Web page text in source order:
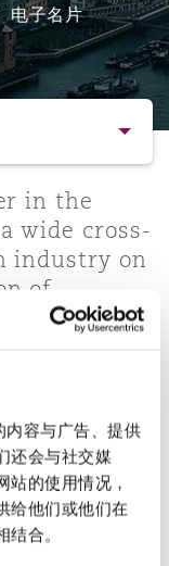
内容与广告、提供
还会与社交媒
站的使用情况，
给他们或他们在
合。
Repair &
据
Practices
Health &
电子名片
in the
wide cross-
industry on
of
and